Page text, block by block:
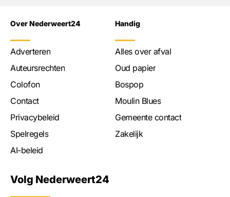
Over Nederweert24
Adverteren
Auteursrechten
Colofon
Contact
Privacybeleid
Spelregels
AI-beleid
Handig
Alles over afval
Oud papier
Bospop
Moulin Blues
Gemeente contact
Zakelijk
Volg Nederweert24